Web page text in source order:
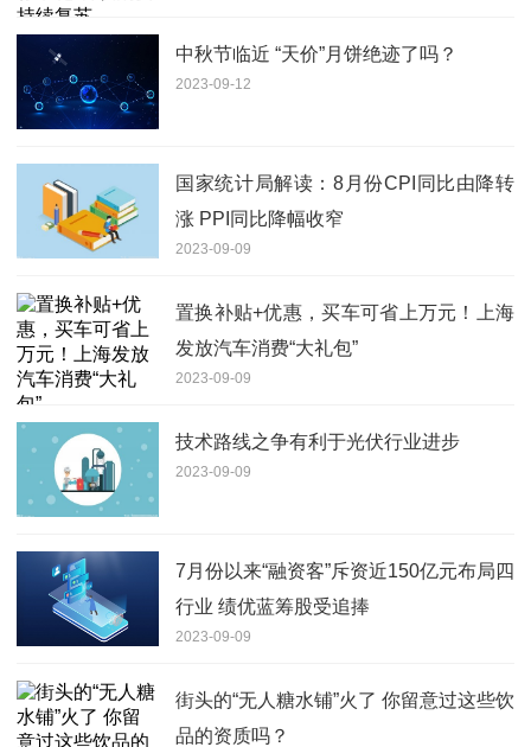
中秋节临近 “天价”月饼绝迹了吗？
2023-09-12
国家统计局解读：8月份CPI同比由降转
涨 PPI同比降幅收窄
2023-09-09
置换补贴+优惠，买车可省上万元！上海
发放汽车消费“大礼包”
2023-09-09
技术路线之争有利于光伏行业进步
2023-09-09
7月份以来“融资客”斥资近150亿元布局四
行业 绩优蓝筹股受追捧
2023-09-09
街头的“无人糖水铺”火了 你留意过这些饮
品的资质吗？